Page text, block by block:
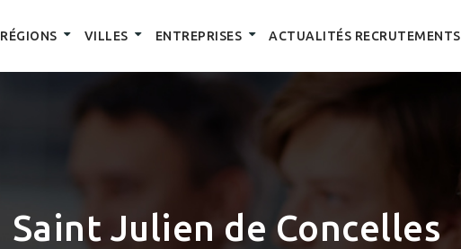
RÉGIONS VILLES ENTREPRISES ACTUALITÉS RECRUTEMENTS
Saint Julien de Concelles